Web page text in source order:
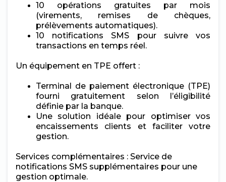
10 opérations gratuites par mois
(virements, remises de chèques,
prélèvements automatiques).
10 notifications SMS pour suivre vos
transactions en temps réel.
Un équipement en TPE offert :
Terminal de paiement électronique (TPE)
fourni gratuitement selon l’éligibilité
définie par la banque.
Une solution idéale pour optimiser vos
encaissements clients et faciliter votre
gestion.
Services complémentaires : Service de
notifications SMS supplémentaires pour une
gestion optimale.